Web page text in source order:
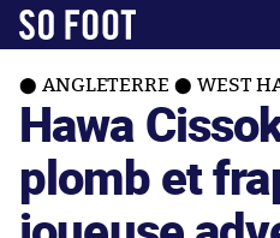
ANGLETERRE WEST
Hawa
plomb et